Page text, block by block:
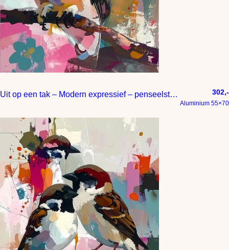
Uit op een tak – Modern expressief – penseelstreken en abstracte kleurige vlakken 302,-
Aluminium 55×70